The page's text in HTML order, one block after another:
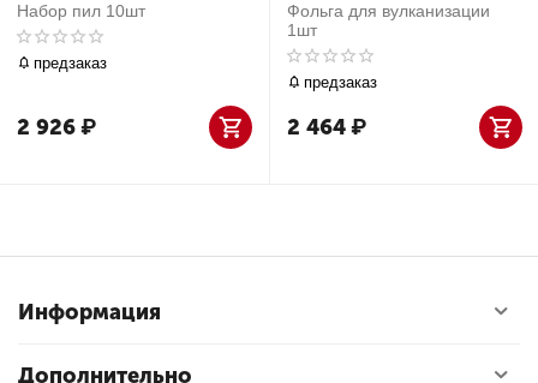
Набор пил 10шт
предзаказ
2 926₽
Фольга для вулканизации
1шт
предзаказ
2 464₽
Информация
Дополнительно